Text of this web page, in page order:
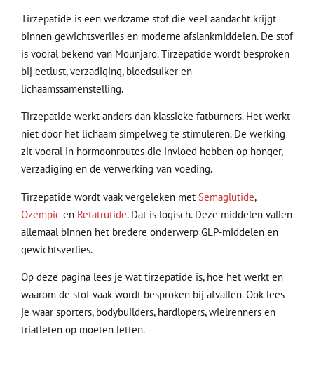
Tirzepatide is een werkzame stof die veel aandacht krijgt
binnen gewichtsverlies en moderne afslankmiddelen. De stof
is vooral bekend van Mounjaro. Tirzepatide wordt besproken
bij eetlust, verzadiging, bloedsuiker en
lichaamssamenstelling.
Tirzepatide werkt anders dan klassieke fatburners. Het werkt
niet door het lichaam simpelweg te stimuleren. De werking
zit vooral in hormoonroutes die invloed hebben op honger,
verzadiging en de verwerking van voeding.
Tirzepatide wordt vaak vergeleken met Semaglutide,
Ozempic en Retatrutide. Dat is logisch. Deze middelen vallen
allemaal binnen het bredere onderwerp GLP-middelen en
gewichtsverlies.
Op deze pagina lees je wat tirzepatide is, hoe het werkt en
waarom de stof vaak wordt besproken bij afvallen. Ook lees
je waar sporters, bodybuilders, hardlopers, wielrenners en
triatleten op moeten letten.